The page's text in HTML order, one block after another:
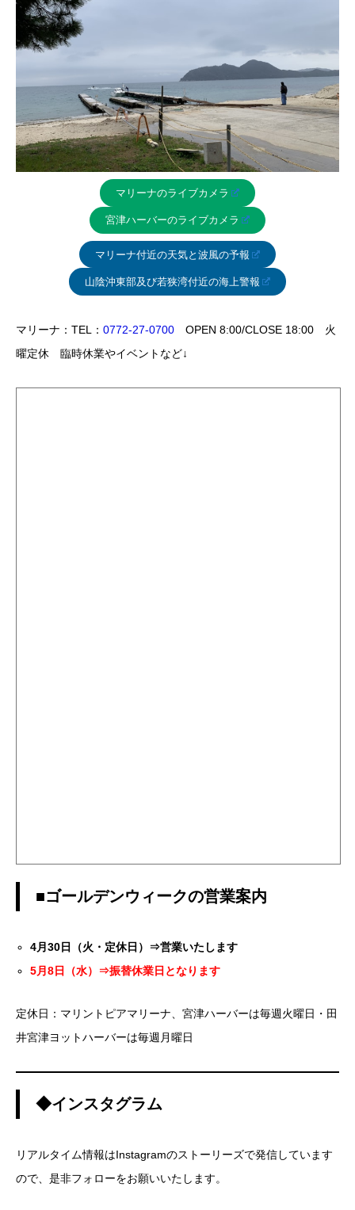
マリーナのライブカメラ
宮津ハーバーのライブカメラ
マリーナ付近の天気と波風の予報
山陰沖東部及び若狭湾付近の海上警報
マリーナ：TEL： 0772-27-0700 OPEN 8:00/CLOSE 18:00 火
曜定休 臨時休業やイベントなど↓
■ゴールデンウィークの営業案内
4月30日（火・定休日）⇒営業いたします
5月8日（水）⇒振替休業日となります
定休日：マリントピアマリーナ、宮津ハーバーは毎週火曜日・田
井宮津ヨットハーバーは毎週月曜日
◆インスタグラム
リアルタイム情報はInstagramのストーリーズで発信しています
ので、是非フォローをお願いいたします。